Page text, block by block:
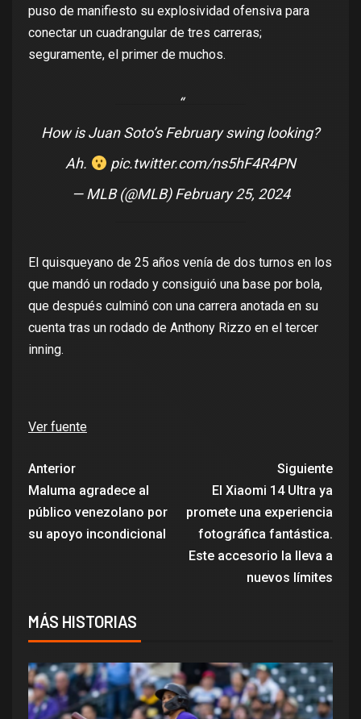
puso de manifiesto su explosividad ofensiva para
conectar un cuadrangular de tres carreras;
seguramente, el primer de muchos.
How is Juan Soto’s February swing looking?
Ah.
pic.twitter.com/ns5hF4R4PN
— MLB (@MLB)February 25, 2024
El quisqueyano de 25 años venía de dos turnos en los
que mandó un rodado y consiguió una base por bola,
que después culminó con una carrera anotada en su
cuenta tras un rodado de Anthony Rizzo en el tercer
inning.
Ver fuente
Anterior
Maluma agradece al
público venezolano por
su apoyo incondicional
Siguiente
El Xiaomi 14 Ultra ya
promete una experiencia
fotográfica fantástica.
Este accesorio la lleva a
nuevos límites
MÁS HISTORIAS